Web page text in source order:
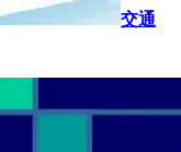
交通